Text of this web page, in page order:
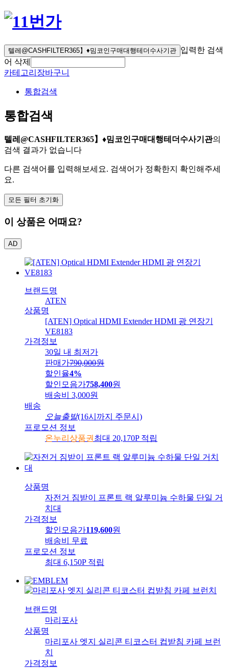
텔레@CASHFILTER365】♦밈코인구매대행테더수사기관 입력한 검색
어 삭제
카테고리 장바구니
통합검색
통합검색
텔레@CASHFILTER365】♦밈코인구매대행테더수사기관의
검색 결과가 없습니다
다른 검색어를 입력해보세요. 검색어가 정확한지 확인해주세
요.
모든 필터 초기화
이 상품은 어때요?
AD
브랜드명
ATEN
상품명
[ATEN] Optical HDMI Extender HDMI 광 연장기
VE8183
가격정보
30일 내 최저가
판매가790,000원
할인율4%
할인모음가758,400원
배송비
3,000원
배송
오늘출발(16시까지 주문시)
프로모션 정보
온누리상품권 최대 20,170P 적립
상품명
자전거 짐받이 프론트 랙 알루미늄 수하물 단일 거
치대
가격정보
할인모음가119,600원
배송비
무료
프로모션 정보
최대 6,150P 적립
브랜드명
마리포사
상품명
마리포사 엣지 실리콘 티코스터 컵받침 카페 브런
치
가격정보